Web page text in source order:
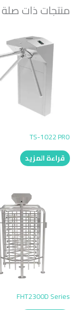
منتجات ذات صلة
TS-1022 PRO
قراءة المزيد
FHT2300D Series